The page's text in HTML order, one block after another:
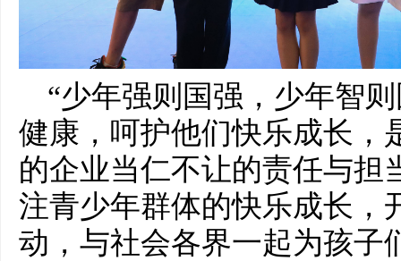
“少年强则国强，少年智
健康，呵护他们快乐成长，
的企业当仁不让的责任与担
注青少年群体的快乐成长，
动，与社会各界一起为孩子